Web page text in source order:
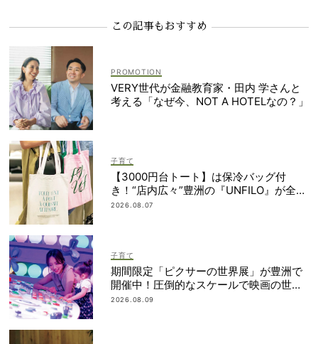
この記事もおすすめ
VERY世代が金融教育家・田内 学さんと
考える「なぜ今、NOT A HOTELなの？」
子育て
【3000円台トート】は保冷バッグ付
き！“店内広々”豊洲の『UNFILO』が全マ
マのオシャレと気分をアゲてくれる
2026.08.07
子育て
期間限定「ピクサーの世界展」が豊洲で
開催中！圧倒的なスケールで映画の世界
へ没入
2026.08.09